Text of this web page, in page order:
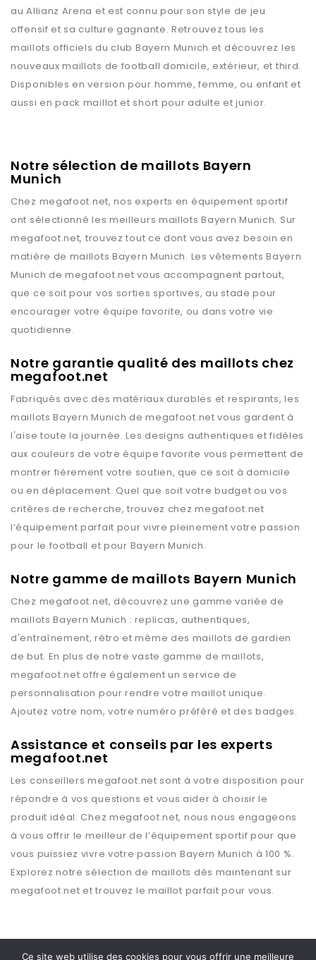
au Allianz Arena et est connu pour son style de jeu
offensif et sa culture gagnante. Retrouvez tous les
maillots officiels du club Bayern Munich et découvrez les
nouveaux maillots de football domicile, extérieur, et third.
Disponibles en version pour homme, femme, ou enfant et
aussi en pack maillot et short pour adulte et junior.
Notre sélection de maillots Bayern
Munich
Chez megafoot.net, nos experts en équipement sportif
ont sélectionné les meilleurs maillotsBayern Munich. Sur
megafoot.net, trouvez tout ce dont vous avez besoin en
matière de maillots Bayern Munich. Les vêtementsBayern
Munich demegafoot.net vous accompagnent partout,
que ce soit pour vos sorties sportives, au stade pour
encourager votre équipe favorite, ou dans votre vie
quotidienne.
Notre garantie qualité des maillots chez
megafoot.net
Fabriqués avec des matériaux durables et respirants, les
maillotsBayern Munich demegafoot.net vous gardent à
l'aise toute la journée. Les designs authentiques et fidèles
aux couleurs de votre équipe favorite vous permettent de
montrer fièrement votre soutien, que ce soit à domicile
ou en déplacement. Quel que soit votre budget ou vos
critères de recherche, trouvez chezmegafoot.net
l’équipement parfait pour vivre pleinement votre passion
pour le football et pour Bayern Munich.
Notre gamme de maillots Bayern Munich
Chez megafoot.net, découvrez une gamme variée de
maillotsBayern Munich : replicas, authentiques,
d'entraînement, rétro et même des maillots de gardien
de but. En plus de notre vaste gamme de maillots,
megafoot.net offre également un service de
personnalisation pour rendre votre maillot unique.
Ajoutez votre nom, votre numéro préféré et des badges.
Assistance et conseils par les experts
megafoot.net
Les conseillersmegafoot.net sont à votre disposition pour
répondre à vos questions et vous aider à choisir le
produit idéal. Chez megafoot.net, nous nous engageons
à vous offrir le meilleur de l’équipement sportif pour que
vous puissiez vivre votre passion Bayern Munich à 100 %.
Explorez notre sélection de maillots dès maintenant sur
megafoot.net et trouvez le maillot parfait pour vous.
Ce site web utilise des cookies pour vous offrir une meilleure